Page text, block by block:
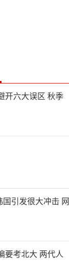
开六大误区 秋季
引发很大冲击 网
要考北大 两代人